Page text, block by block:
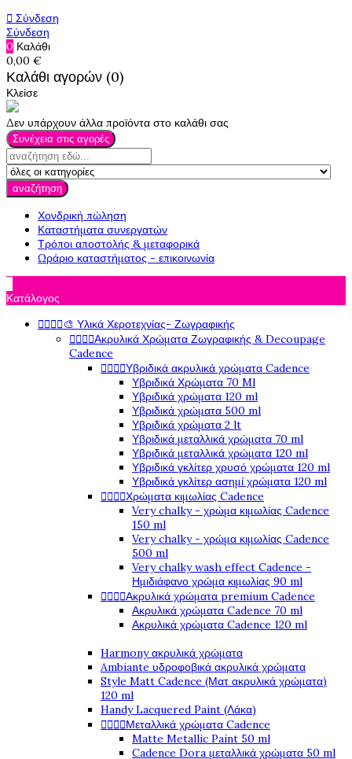
 Σύνδεση
Σύνδεση
0 Καλάθι
0,00 €
Καλάθι αγορών (0)
Κλείσε
Δεν υπάρχουν άλλα προϊόντα στο καλάθι σας
Συνέχεια στις αγορές
αναζήτηση
Χονδρική πώληση
Καταστήματα συνεργατών
Τρόποι αποστολής & μεταφορικά
Ωράριο καταστήματος - επικοινωνία
Κατάλογος
🎨 Υλικά Χεροτεχνίας- Ζωγραφικής
Ακρυλικά Χρώματα Ζωγραφικής & Decoupage
Cadence
Υβριδικά ακρυλικά χρώματα Cadence
Υβριδικά Χρώματα 70 Ml
Υβριδικά χρώματα 120 ml
Υβριδικά χρώματα 500 ml
Υβριδικά χρώματα 2 lt
Υβριδικά μεταλλικά χρώματα 70 ml
Υβριδικά μεταλλικά χρώματα 120 ml
Υβριδικά γκλίτερ χρυσό χρώματα 120 ml
Υβριδικά γκλίτερ ασημί χρώματα 120 ml
Χρώματα κιμωλίας Cadence
Very chalky - χρώμα κιμωλίας Cadence
150 ml
Very chalky - χρώμα κιμωλίας Cadence
500 ml
Very chalky wash effect Cadence -
Ημιδιάφανο χρώμα κιμωλίας 90 ml
Ακρυλικά χρώματα premium Cadence
Ακρυλικά χρώματα Cadence 70 ml
Ακρυλικά χρώματα Cadence 120 ml
Harmony ακρυλικά χρώματα
Ambiante υδροφοβικά ακρυλικά χρώματα
Style Matt Cadence (Ματ ακρυλικά χρώματα)
120 ml
Handy Lacquered Paint (Λάκα)
Μεταλλικά χρώματα Cadence
Matte Metallic Paint 50 ml
Cadence Dora μεταλλικά χρώματα 50 ml